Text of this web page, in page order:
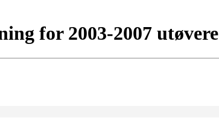
for 2003-2007 utøvere